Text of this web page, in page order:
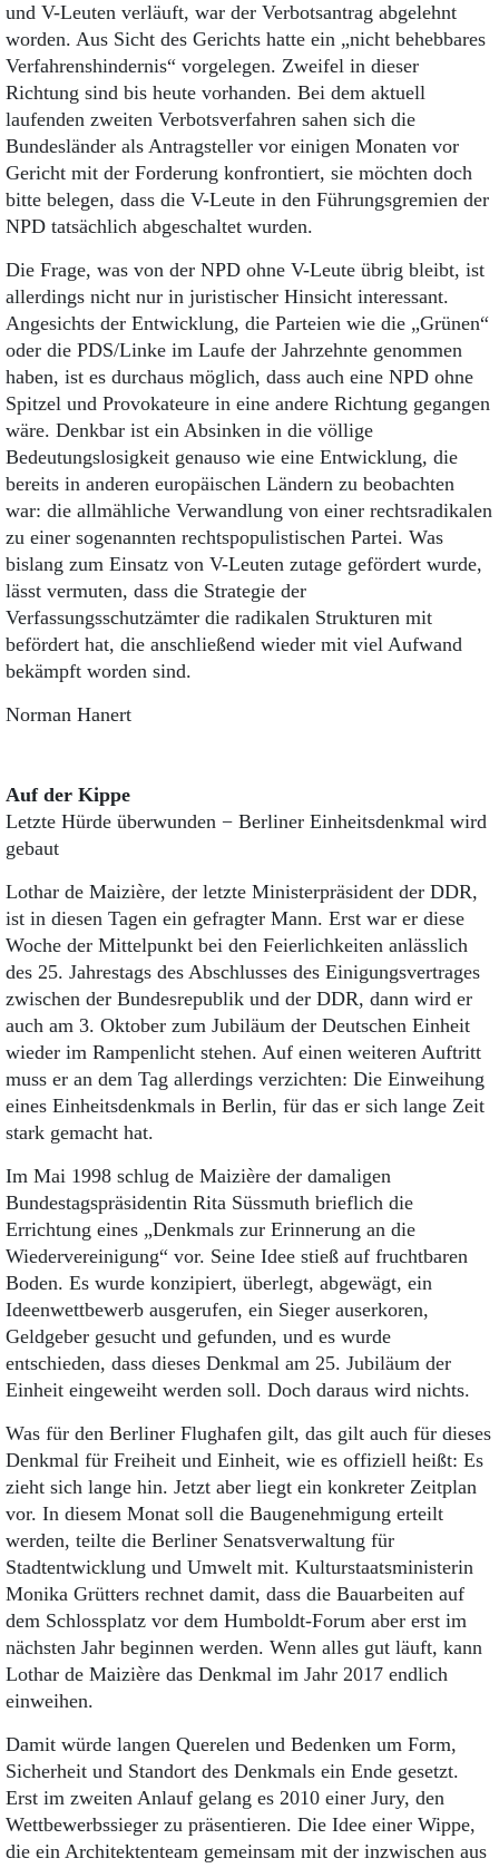
und V-Leuten verläuft, war der Verbotsantrag abgelehnt
worden. Aus Sicht des Gerichts hatte ein „nicht behebbares
Verfahrenshindernis“ vorgelegen. Zweifel in dieser
Richtung sind bis heute vorhanden. Bei dem aktuell
laufenden zweiten Verbotsverfahren sahen sich die
Bundesländer als Antragsteller vor einigen Monaten vor
Gericht mit der Forderung konfrontiert, sie möchten doch
bitte belegen, dass die V-Leute in den Führungsgremien der
NPD tatsächlich abgeschaltet wurden.
Die Frage, was von der NPD ohne V-Leute übrig bleibt, ist
allerdings nicht nur in juristischer Hinsicht interessant.
Angesichts der Entwick­lung, die Parteien wie die „Grünen“
oder die PDS/Linke im Laufe der Jahrzehnte genommen
haben, ist es durchaus möglich, dass auch eine NPD ohne
Spitzel und Provokateure in eine andere Richtung gegangen
wäre. Denkbar ist ein Absinken in die völlige
Bedeutungslosigkeit genauso wie eine Entwick­lung, die
bereits in anderen europäischen Ländern zu beobachten
war: die allmähliche Verwandlung von einer rechtsradikalen
zu einer sogenannten rechtspopulistischen Partei. Was
bislang zum Einsatz von V-Leuten zutage gefördert wurde,
lässt vermuten, dass die Strategie der
Verfassungsschutzämter die radikalen Strukturen mit
befördert hat, die anschließend wieder mit viel Aufwand
bekämpft worden sind.
Norman Hanert
Auf der Kippe
Letzte Hürde überwunden − Berliner Einheitsdenkmal wird
gebaut
Lothar de Maizière, der letzte Ministerpräsident der DDR,
ist in diesen Tagen ein gefragter Mann. Erst war er diese
Woche der Mittelpunkt bei den Feierlichkeiten anlässlich
des 25. Jahrestags des Abschlusses des Einigungsvertrages
zwischen der Bundesrepublik und der DDR, dann wird er
auch am 3. Oktober zum Jubiläum der Deutschen Einheit
wieder im Rampenlicht stehen. Auf einen weiteren Auftritt
muss er an dem Tag allerdings verzichten: Die Einweihung
eines Einheitsdenkmals in Berlin, für das er sich lange Zeit
stark gemacht hat.
Im Mai 1998 schlug de Mai­zière der damaligen
Bundestagspräsidentin Rita Süssmuth brieflich die
Errichtung eines „Denkmals zur Erinnerung an die
Wiedervereinigung“ vor. Seine Idee stieß auf fruchtbaren
Boden. Es wurde konzipiert, überlegt, abgewägt, ein
Ideenwettbewerb ausgerufen, ein Sieger auserkoren,
Geldgeber gesucht und gefunden, und es wurde
entschieden, dass dieses Denkmal am 25. Jubiläum der
Einheit eingeweiht werden soll. Doch daraus wird nichts.
Was für den Berliner Flughafen gilt, das gilt auch für dieses
Denkmal für Freiheit und Einheit, wie es offiziell heißt: Es
zieht sich lange hin. Jetzt aber liegt ein konkreter Zeitplan
vor. In diesem Monat soll die Baugenehmigung erteilt
werden, teilte die Berliner Senatsverwaltung für
Stadtentwicklung und Umwelt mit. Kulturstaatsministerin
Monika Grütters rechnet damit, dass die Bauarbeiten auf
dem Schlossplatz vor dem Humboldt-Forum aber erst im
nächsten Jahr beginnen werden. Wenn alles gut läuft, kann
Lothar de Maizière das Denkmal im Jahr 2017 endlich
einweihen.
Damit würde langen Querelen und Bedenken um Form,
Sicherheit und Standort des Denkmals ein Ende gesetzt.
Erst im zweiten Anlauf gelang es 2010 einer Jury, den
Wettbewerbssieger zu präsentieren. Die Idee einer Wippe,
die ein Architektenteam gemeinsam mit der inzwischen aus